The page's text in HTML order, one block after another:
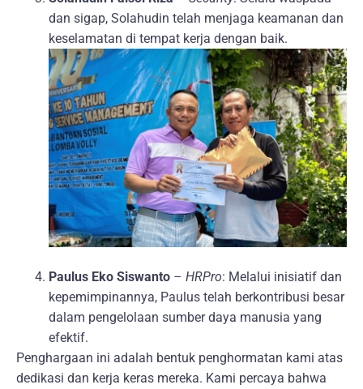
dan sigap, Solahudin telah menjaga keamanan dan
keselamatan di tempat kerja dengan baik.
Paulus Eko Siswanto – HRPro: Melalui inisiatif dan
kepemimpinannya, Paulus telah berkontribusi besar
dalam pengelolaan sumber daya manusia yang
efektif.
Penghargaan ini adalah bentuk penghormatan kami atas
dedikasi dan kerja keras mereka. Kami percaya bahwa